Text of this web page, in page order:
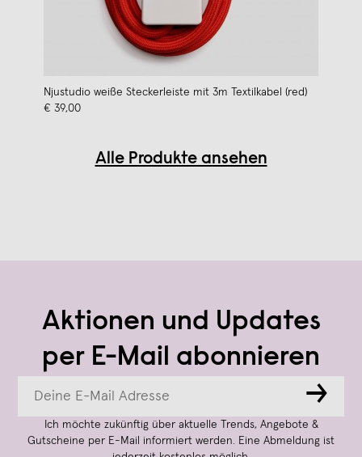
Njustudio weiße Steckerleiste mit 3m Textilkabel (red)
€ 39,00
Alle Produkte ansehen
Aktionen und Updates
per E-Mail abonnieren
→
Ich möchte zukünftig über aktuelle Trends, Angebote &
Gutscheine per E-Mail informiert werden. Eine Abmeldung ist